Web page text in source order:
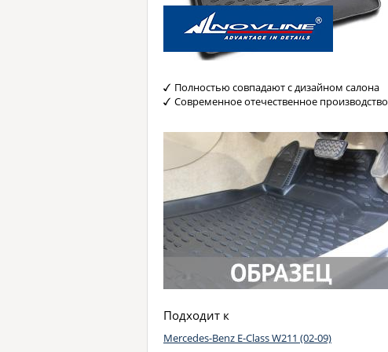
Полностью совпадают с дизайном салона
Современное отечественное производство
Подходит к
Mercedes-Benz E-Class W211 (02-09)